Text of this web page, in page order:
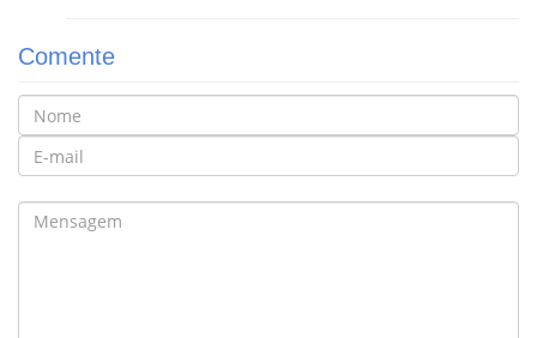
Comente